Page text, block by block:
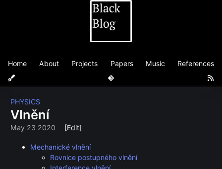
Home About Projects Papers Music References
PHYSICS
Vlnění
May 23 2020 [Edit]
Mechanické vlnění
Rovnice postupného vlnění